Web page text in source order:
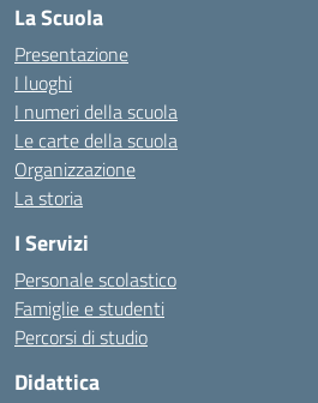
La Scuola
Presentazione
I luoghi
I numeri della scuola
Le carte della scuola
Organizzazione
La storia
I Servizi
Personale scolastico
Famiglie e studenti
Percorsi di studio
Didattica